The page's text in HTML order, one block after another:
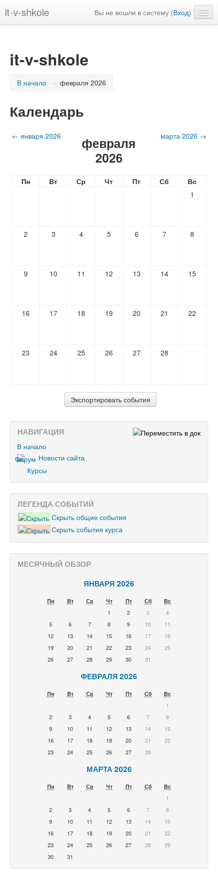
it-v-shkole Вы не вошли в систему (Вход)
it-v-shkole
В начало → февраля 2026
Календарь
← января 2026
февраля
2026
марта 2026 →
Пн Вт Ср Чт Пт Сб
Вс
1
2 3 4 5 6 7 8
9 10 11 12 13 14 15
16 17 18 19 20 21 22
23 24 25 26 27 28
НАВИГАЦИЯ
В начало
Новости сайта
Курсы
ЛЕГЕНДА СОБЫТИЙ
Скрыть общие события
Скрыть события курса
МЕСЯЧНЫЙ ОБЗОР
ЯНВАРЯ 2026
Пн Вт Ср Чт Пт Сб
Вс
1
2 3
4
5
6 7 8 9 10
11
12
13 14 15 16 17
18
19
20 21 22 23 24
25
26
27 28 29 30 31
ФЕВРАЛЯ 2026
Пн Вт Ср Чт Пт Сб
Вс
1
2
3 4 5 6 7
8
9
10 11 12 13 14
15
16
17 18 19 20 21
22
23
24 25 26 27 28
МАРТА 2026
Пн Вт Ср Чт Пт Сб
Вс
1
2
3 4 5 6 7
8
9
10 11 12 13 14
15
16
17 18 19 20 21
22
23
24 25 26 27 28
29
30
31